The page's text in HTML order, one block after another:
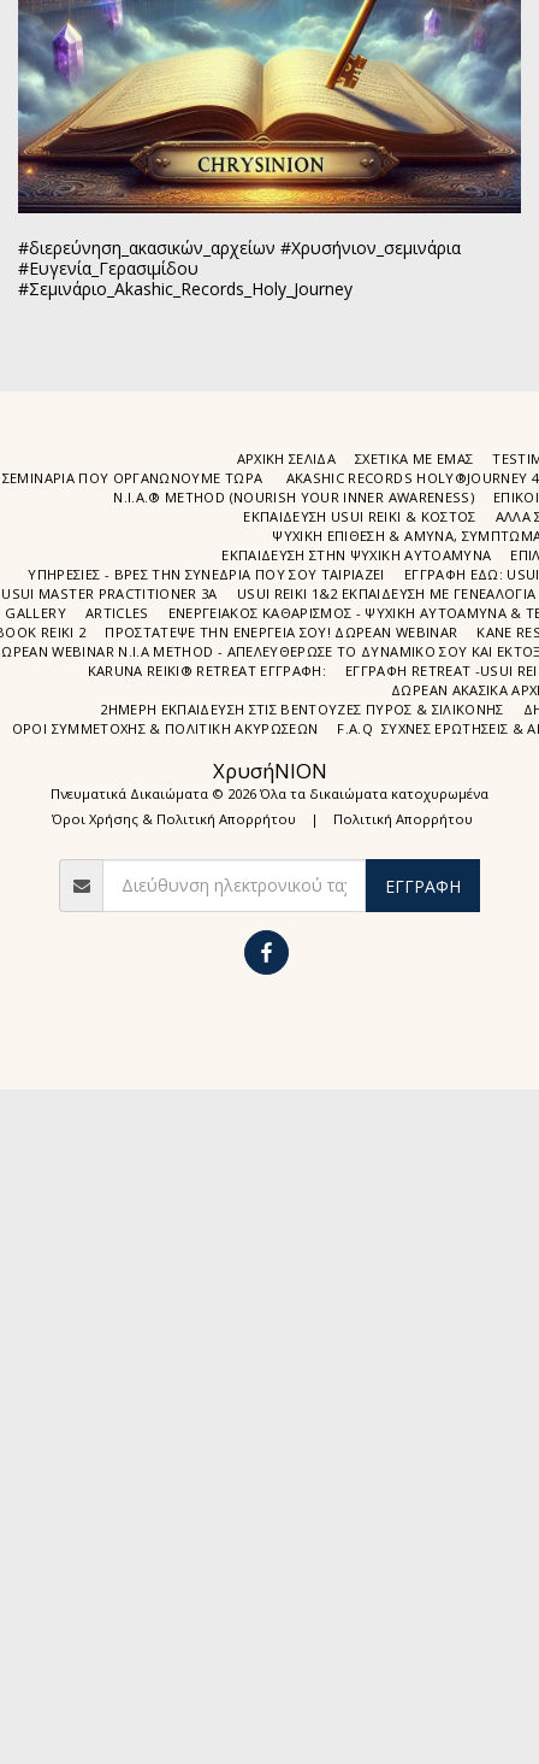
#διερεύνηση_ακασικών_αρχείων #Χρυσήνιον_σεμινάρια
#Ευγενία_Γερασιμίδου
#Σεμινάριο_Akashic_Records_Holy_Journey
ΧρυσήΝΙΟΝ
Πνευματικά Δικαιώματα © 2026 Όλα τα δικαιώματα κατοχυρωμένα
Όροι Χρήσης & Πολιτική Απορρήτου | Πολιτική Απορρήτου
ΑΡΧΙΚΉ ΣΕΛΊΔΑ ΣΧΕΤΙΚΆ ΜΕ ΕΜΆΣ
ΣΕΜΙΝΆΡΙΑ ΠΟΥ ΟΡΓΑΝΏΝΟΥΜΕ ΤΩΡΑ
AKASHIC RECORDS
N.I.A.® METHOD (NOURISH YOUR INNER AWARENESS)
ΕΚΠΑΙΔΕΥΣΗ USUI REIKI & ΚΟΣΤΟΣ
ΑΛΛΑ
ΨΥΧΙΚΉ ΕΠΊΘΕΣΗ & ΆΜΥΝΑ,
ΕΚΠΑΊΔΕΥΣΗ ΣΤΗΝ ΨΥΧΙΚΗ ΑΥΤΟΑΜΥΝΑ
ΥΠΗΡΕΣΙΕΣ - ΒΡΕΣ ΤΗΝ ΣΥΝΕΔΡΙΑ ΠΟΥ ΣΟΥ ΤΑΙΡΙΑΖΕΙ
ΕΓΓΡΑΦΉ EΔΩ:
USUI MASTER PRACTITIONER 3A
USUI REIKI 1&2 EΚΠΑΙΔΕΥΣΗ ΜΕ ΓΕΝΕΑΛΟΓΙΑ
GALLERY
ARTICLES
ΕΝΕΡΓΕΙΑΚΟΣ ΚΑΘΑΡΙΣΜΟΣ - ΨΥΧΙΚΗ ΑΥΤΟΑΜΥΝΑ &
REIKI 2
ΠΡΟΣΤΆΤΕΨΕ ΤΗΝ ΕΝΈΡΓΕΙΆ ΣΟΥ! ΔΩΡΕΑΝ WEBINAR
ΚΑΝΕ
WEBINAR Ν.Ι.Α METHOD - ΑΠΕΛΕΥΘΈΡΩΣΕ ΤΟ ΔΥΝΑΜΙΚΌ ΣΟΥ ΚΑΙ
KARUNA REIKI® RETREAT ΕΓΓΡΑΦΉ:
ΕΓΓΡΑΦΗ RETREAT -USUI
ΔΩΡΕΑΝ ΑΚΑΣΙΚΆ
2ΗΜΕΡΗ ΕΚΠΑΊΔΕΥΣΗ ΣΤΙΣ ΒΕΝΤΟΎΖΕΣ ΠΥΡΌΣ & ΣΙΛΙΚΌΝΗΣ
ΌΡΟΙ ΣΥΜΜΕΤΟΧΉΣ & ΠΟΛΙΤΙΚΉ ΑΚΥΡΏΣΕΩΝ
F.A.Q ΣΥΧΝΈΣ ΕΡΩΤΉΣΕΙΣ &
ΕΓΓΡΑΦΉ